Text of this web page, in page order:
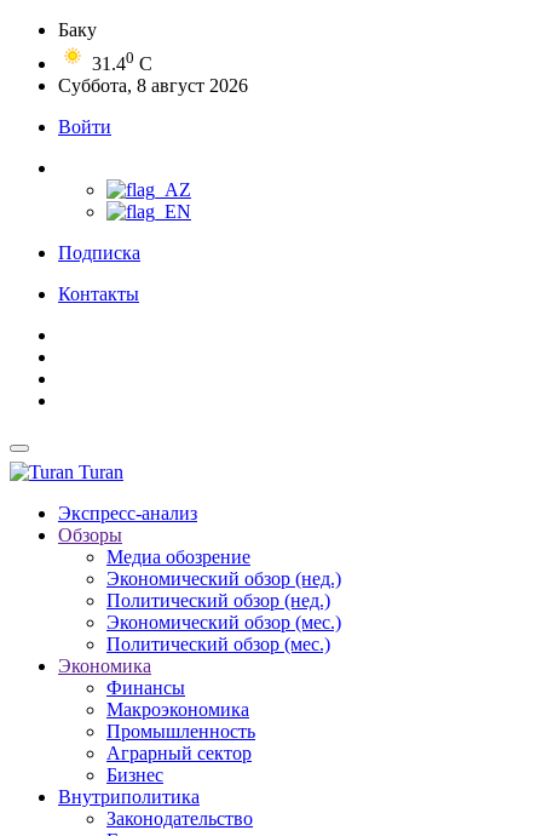
Баку
31.40 C
Суббота, 8 август 2026
Войти
Подписка
Контакты
Turan
Экспресс-анализ
Обзоры
Медиа обозрение
Экономический обзор (нед.)
Политический обзор (нед.)
Экономический обзор (мес.)
Политический обзор (мес.)
Экономика
Финансы
Макроэкономика
Промышленность
Аграрный сектор
Бизнес
Внутриполитика
Законодательство